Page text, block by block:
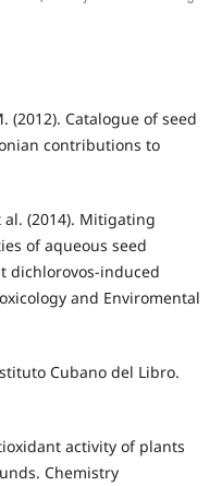
(2012). Catalogue of seed
contributions to
al. (2014). Mitigating
of aqueous seed
dichlorovos-induced
and Enviromental
Cubano del Libro.
activity of plants
Chemistry